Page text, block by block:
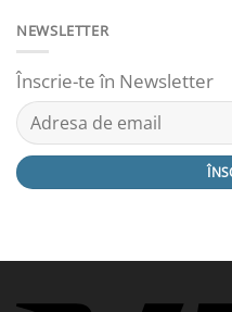
NEWSLETTER
Înscrie-te în Newsletter